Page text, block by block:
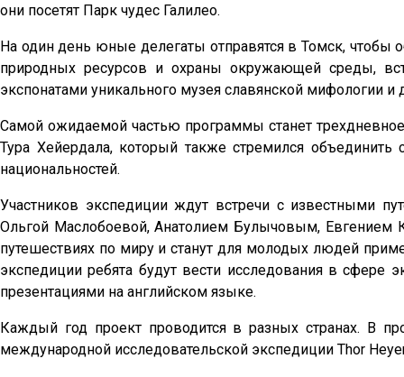
они посетят Парк чудес Галилео.
На один день юные делегаты отправятся в Томск, чтобы
природных ресурсов и охраны окружающей среды,
экспонатами уникального музея славянской мифологии
Самой ожидаемой частью программы станет
Тура Хейердала, который также стремился
национальностей.
Участников экспедиции ждут встречи с известными
Ольгой Маслобоевой, Анатолием Булычовым,
путешествиях по миру и станут для молодых людей
экспедиции ребята будут вести исследования в сфере
презентациями на английском языке.
Каждый год проект проводится в разных странах. В
международной исследовательской экспедиции Thor